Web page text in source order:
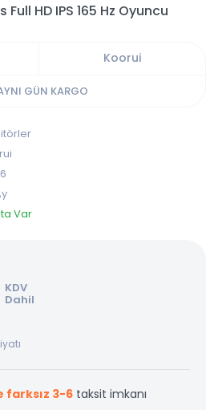
HD IPS 165 Hz Oyuncu
Koorui
GÜN KARGO
Var
KDV
Dahil
farksız 3-6 taksit imkanı